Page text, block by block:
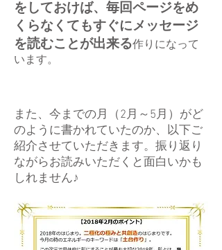
をしておけば、毎回ページをめ
くらなくてもすぐにメッセージ
を読むことが出来る作りになって
います。
また、今までの月（2月～5月）がど
のように書かれていたのか、以下ご
紹介させていただきます。振り返り
ながらお読みいただくと面白いかも
しれません♪